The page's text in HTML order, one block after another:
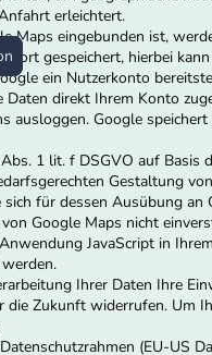
erleichtert.
Maps eingebunden ist,
gespeichert, hierbei
ein Nutzerkonto
direkt Ihrem Konto
Google
1 lit. f DSGVO auf Basis
Gestaltung
für dessen Ausübung
Google Maps nicht
JavaScript in
Ihrer Daten Ihre
Zukunft widerrufen. Um
(EU-US